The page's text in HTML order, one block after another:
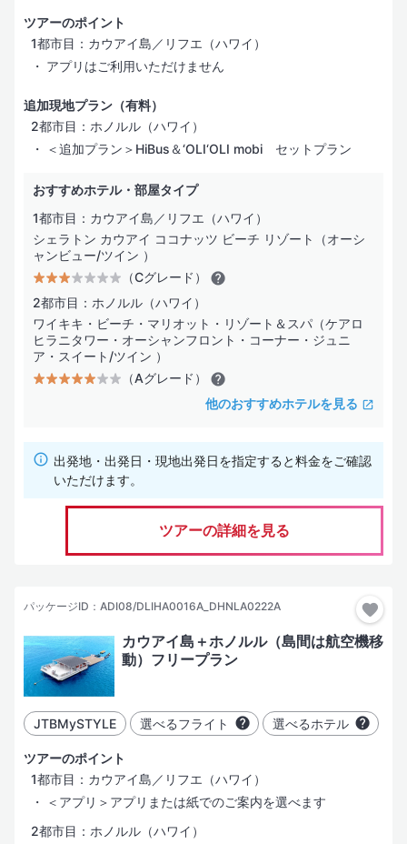
スパサービス
ビジネスサービス
ツアーのポイント
1都市目：カウアイ島／リフエ（ハワイ）
アプリはご利用いただけません
追加現地プラン（有料）
2都市目：ホノルル（ハワイ）
＜追加プラン＞HiBus＆‘OLI‘OLI mobi セットプラン
おすすめホテル・部屋タイプ
1都市目：カウアイ島／リフエ（ハワイ）
シェラトン カウアイ ココナッツ ビーチ リゾート（オーシ
ャンビュー/ツイン ）
（Cグレード）
2都市目：ホノルル（ハワイ）
ワイキキ・ビーチ・マリオット・リゾート＆スパ（ケアロ
ヒラニタワー・オーシャンフロント・コーナー・ジュニ
ア・スイート/ツイン ）
（Aグレード）
他のおすすめホテルを見る
出発地・出発日・現地出発日を指定すると料金をご確認
いただけます。
ツアーの詳細を見る
パッケージID：ADI08/DLIHA0016A_DHNLA0222A
カウアイ島＋ホノルル（島間は航空機移
動）フリープラン
JTBMySTYLE 選べるフライト 選べるホテル
ツアーのポイント
1都市目：カウアイ島／リフエ（ハワイ）
＜アプリ＞アプリまたは紙でのご案内を選べます
2都市目：ホノルル（ハワイ）